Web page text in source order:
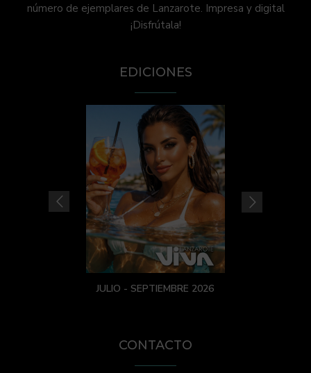
número de ejemplares de Lanzarote. Impresa y digital
¡Disfrútala!
EDICIONES
JULIO - SEPTIEMBRE 2026
CONTACTO